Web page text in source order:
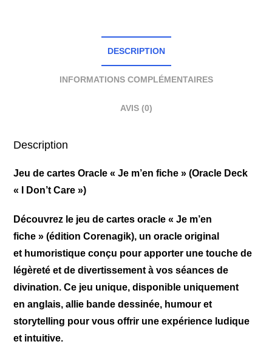
DESCRIPTION
INFORMATIONS COMPLÉMENTAIRES
AVIS (0)
Description
Jeu de cartes Oracle « Je m’en fiche » (Oracle Deck
« I Don’t Care »)
Découvrez le jeu de cartes oracle« Je m’en
fiche » (éditionCorenagik), un oracle original
et humoristique conçu pour apporter une touche de
légèreté et de divertissement à vos séances de
divination. Ce jeu unique, disponible uniquement
enanglais, allie bande dessinée, humour et
storytelling pour vous offrir une expérience ludique
et intuitive.